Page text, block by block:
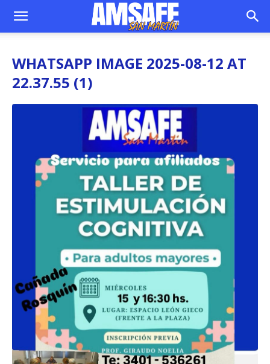
WHATSAPP IMAGE 2025-08-12 AT
22.37.55 (1)